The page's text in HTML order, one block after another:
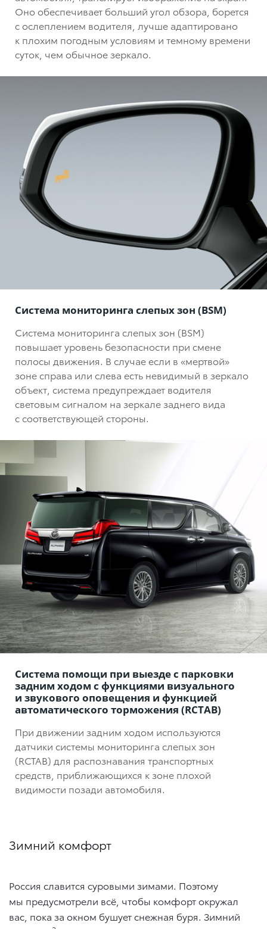
Оно обеспечивает больший угол обзора, борется
с ослеплением водителя, лучше адаптировано
к плохим погодным условиям и темному времени
суток, чем обычное зеркало.
Система мониторинга слепых зон (BSM)
Система мониторинга слепых зон (BSM)
повышает уровень безопасности при смене
полосы движения. В случае если в «мертвой»
зоне справа или слева есть невидимый в зеркало
объект, система предупреждает водителя
световым сигналом на зеркале заднего вида
с соответствующей стороны.
Система помощи при выезде с парковки
задним ходом с функциями визуального
и звукового оповещения и функцией
автоматического торможения (RCTAB)
При движении задним ходом используются
датчики системы мониторинга слепых зон
(RCTAB) для распознавания транспортных
средств, приближающихся к зоне плохой
видимости позади автомобиля.
Зимний комфорт
Россия славится суровыми зимами. Поэтому
мы предусмотрели всё, чтобы комфорт окружал
вас, пока за окном бушует снежная буря. Зимний